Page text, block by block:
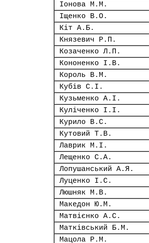
Іонова М.М.
Іщенко В.О.
Кіт А.Б.
Князевич Р.П.
Козаченко Л.П.
Кононенко І.В.
Король В.М.
Кубів С.І.
Кузьменко А.І.
Куліченко І.І.
Курило В.С.
Кутовий Т.В.
Лаврик М.І.
Лещенко С.А.
Лопушанський А.Я.
Луценко І.С.
Люшняк М.В.
Македон Ю.М.
Матвієнко А.С.
Матківський Б.М.
Мацола Р.М.